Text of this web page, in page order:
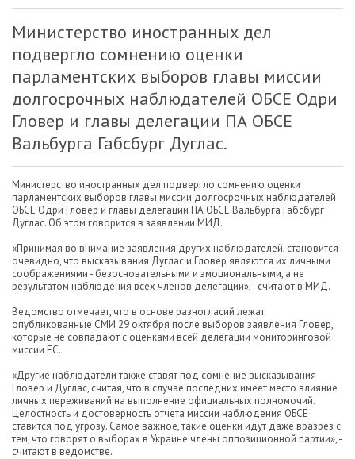
Министерство иностранных дел
подвергло сомнению оценки
парламентских выборов главы миссии
долгосрочных наблюдателей ОБСЕ Одри
Гловер и главы делегации ПА ОБСЕ
Вальбурга Габсбург Дуглас.
Министерство иностранных дел подвергло сомнению оценки
парламентских выборов главы миссии долгосрочных наблюдателей
ОБСЕ Одри Гловер и главы делегации ПА ОБСЕ Вальбурга Габсбург
Дуглас. Об этом говорится в заявлении МИД.
«Принимая во внимание заявления других наблюдателей, становится
очевидно, что высказывания Дуглас и Гловер являются их личными
соображениями - безосновательными и эмоциональными, а не
результатом наблюдения всех членов делегации», - считают в МИД.
Ведомство отмечает, что в основе разногласий лежат
опубликованные СМИ 29 октября после выборов заявления Гловер,
которые не совпадают с оценками всей делегации мониторинговой
миссии ЕС.
«Другие наблюдатели также ставят под сомнение высказывания
Гловер и Дуглас, считая, что в случае последних имеет место влияние
личных переживаний на выполнение официальных полномочий.
Целостность и достоверность отчета миссии наблюдения ОБСЕ
ставится под угрозу. Самое важное, такие оценки идут даже вразрез с
тем, что говорят о выборах в Украине члены оппозиционной партии», -
считают в ведомстве.